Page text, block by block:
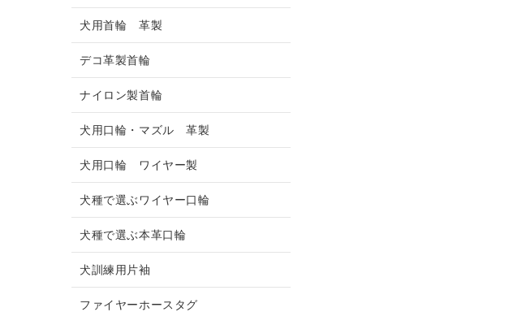
犬用首輪 革製
デコ革製首輪
ナイロン製首輪
犬用口輪・マズル 革製
犬用口輪 ワイヤー製
犬種で選ぶワイヤー口輪
犬種で選ぶ本革口輪
犬訓練用片袖
ファイヤーホースタグ